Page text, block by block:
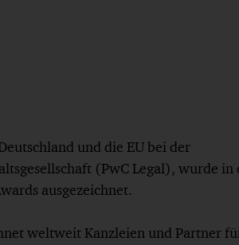
und die EU bei der
(PwC Legal), wurde in
ausgezeichnet.
weltweit Kanzleien und Partner